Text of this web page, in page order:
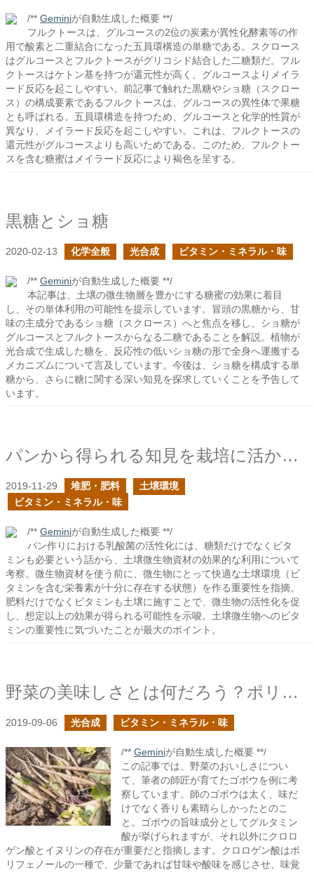
/** Geminiが自動生成した概要 **/
フルクトースは、グルコースの2位の炭素が異性化酵素等の作
用で酸素と二重結合になった五員環構造の単糖である。スクロース
はグルコースとフルクトースがグリコシド結合した二糖類だ。フル
クトースはケトン基を持つが還元性が高く、グルコースよりメイラ
ード反応を起こしやすい。前記事で触れた黒糖やショ糖（スクロー
ス）の構成要素であるフルクトースは、グルコースの異性体で果糖
とも呼ばれる。五員環構造を持つため、グルコースと化学的性質が
異なり、メイラード反応を起こしやすい。これは、フルクトースの
還元性がグルコースよりも高いためである。このため、フルクトー
スを含む糖蜜はメイラード反応により褐色を呈する。
黒糖とショ糖
2020-02-13 化学全般 光合成 ビタミン・ミネラル・味
/** Geminiが自動生成した概要 **/
本記事は、土壌の微生物層を豊かにする糖蜜の効果に着目
し、その単体利用の可能性を提示しています。冒頭の黒糖から、甘
味の主成分であるショ糖（スクロース）へと焦点を移し、ショ糖が
グルコースとフルクトースからなる二糖であることを解説。植物が
光合成で生成した糖を、反応性の低いショ糖の形で全身へ運搬する
メカニズムについて言及しています。今後は、ショ糖を構成する単
糖から、さらに糖に関する深い知見を探求していくことを予告して
います。
パンから得られる知見を栽培に活かせるか？
2019-11-29 堆肥・肥料
土壌環境
ビタミン・ミネラル・味
/** Geminiが自動生成した概要 **/
パン作りにおける乳酸菌の活性化には、糖類だけでなくビタ
ミンも必要という話から、土壌微生物資材の効果的な利用について
考察。微生物資材を使う前に、微生物にとって快適な土壌環境（ビ
タミンを含む栄養素が十分に存在する状態）を作る重要性を指摘。
肥料だけでなくビタミンも土壌に施すことで、微生物の活性化を促
し、想定以上の効果が得られる可能性を示唆。土壌微生物へのビタ
ミンの重要性に気づいたことが最大のポイント。
野菜の美味しさとは何だろう？ポリフェノールと食物繊維
2019-09-06 光合成 ビタミン・ミネラル・味
/** Geminiが自動生成した概要 **/
この記事では、野菜のおいしさについ
て、筆者の師匠が育てたゴボウを例に考
察しています。師のゴボウは太く、味だ
けでなく香りも素晴らしかったとのこ
と。ゴボウの旨味成分としてグルタミン
酸が挙げられますが、それ以外にクロロ
ゲン酸とイヌリンの存在が重要だと指摘します。クロロゲン酸はポ
リフェノールの一種で、少量であれば甘味や酸味を感じさせ、味覚